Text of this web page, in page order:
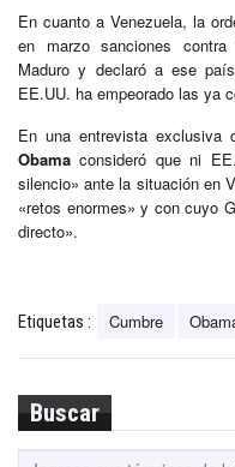
En cuanto a Venezuela, la
en marzo sanciones
Maduro y declaró a ese
EE.UU. ha empeorado las ya
En una entrevista exclusiva
Obama consideró que ni
silencio» ante la situación en
«retos enormes» y con cuyo
directo».
Etiquetas : Cumbre
Buscar